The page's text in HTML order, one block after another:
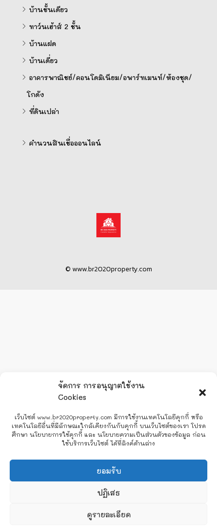
จัดการ การอนุญาตใช้งาน
Cookies
เว็บไซต์ www.br2020property.com มีการใช้งานเทคโนโลยีคุกกี้ หรือ
เทคโนโลยีอื่นที่มีลักษณะใกล้เคียงกันกับคุกกี้ บนเว็บไซต์ของเรา โปรด
ศึกษา นโยบายการใช้คุกกี้ และ นโยบายความเป็นส่วนตัวของข้อมูล ก่อน
ใช้บริการเว็บไซต์ ได้ที่ลิงค์ด้านล่าง
ยอมรับ
ปฏิเสธ
ดูรายละเอียด
บ้านชั้นเดียว
ทาว์นเฮ้าส์ 2 ชั้น
บ้านแฝด
บ้านเดี่ยว
อาคารพาณิชย์/คอนโดมิเนียม/อพาร์ทเมนท์/ห้องชุด/
โกดัง
ที่ดินเปล่า
คำนวนสินเชื่อออนไลน์
© www.br2020property.com